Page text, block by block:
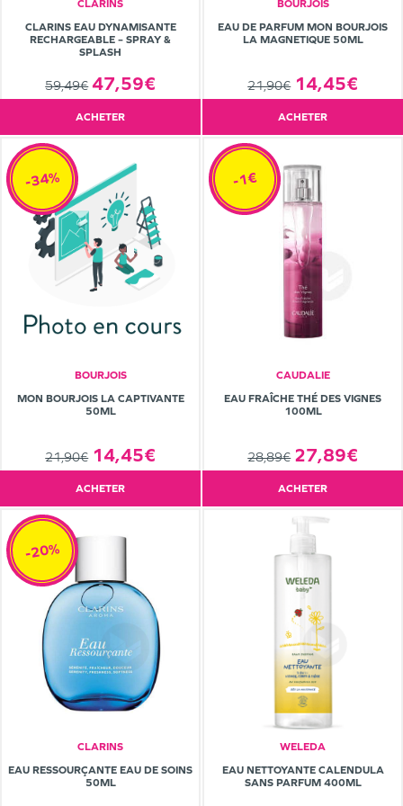
CLARINS
CLARINS EAU DYNAMISANTE
RECHARGEABLE – SPRAY &
SPLASH
59,49€ 47,59€
ACHETER
BOURJOIS
EAU DE PARFUM MON BOURJOIS
LA MAGNETIQUE 50ML
21,90€ 14,45€
ACHETER
BOURJOIS
MON BOURJOIS LA CAPTIVANTE
50ML
21,90€ 14,45€
-34%
ACHETER
CAUDALIE
EAU FRAÎCHE THÉ DES VIGNES
100ML
28,89€ 27,89€
-1€
ACHETER
CLARINS
EAU RESSOURÇANTE EAU DE SOINS
50ML
-20%
WELEDA
EAU NETTOYANTE CALENDULA
SANS PARFUM 400ML